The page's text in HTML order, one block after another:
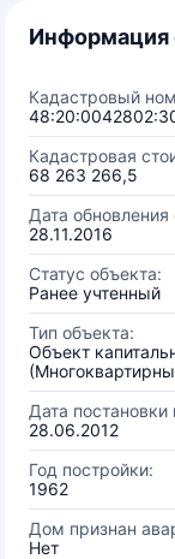
Информация
Кадастровый
Кадастровая
68 263 266,5
Дата обновления
28.11.2016
Статус объекта:
Ранее учтенный
Тип объекта:
Объект
Дата постановки
28.06.2012
Год постройки:
1962
Дом признан
Нет